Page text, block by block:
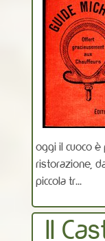
oggi il cuoco
ristorazione,
piccola tr...
Il